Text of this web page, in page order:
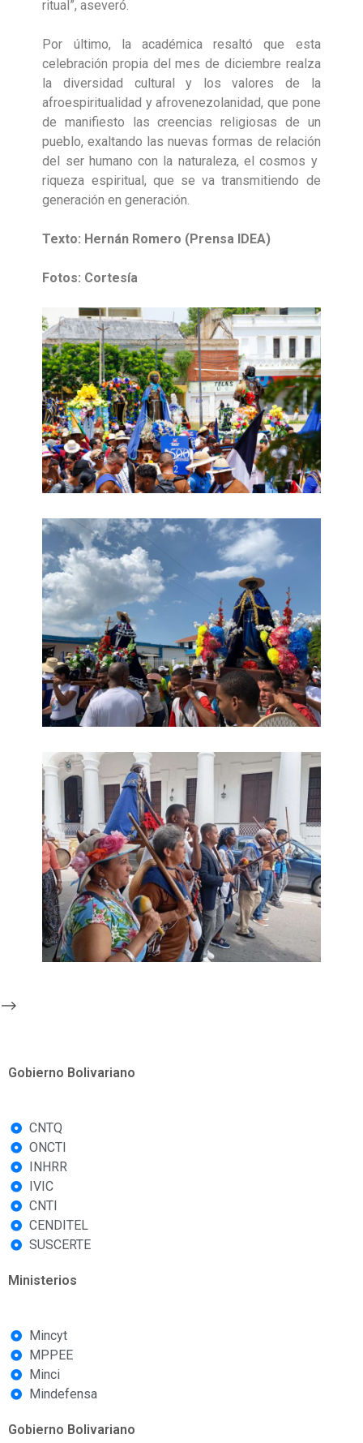
ritual”, aseveró.
Por último, la académica resaltó que esta
celebración propia del mes de diciembre realza
la diversidad cultural y los valores de la
afroespiritualidad y afrovenezolanidad, que pone
de manifiesto las creencias religiosas de un
pueblo, exaltando las nuevas formas de relación
del ser humano con la naturaleza, el cosmos y
riqueza espiritual, que se va transmitiendo de
generación en generación.
Texto: Hernán Romero (Prensa IDEA)
Fotos: Cortesía
-->
Gobierno Bolivariano
CNTQ
ONCTI
INHRR
IVIC
CNTI
CENDITEL
SUSCERTE
Ministerios
Mincyt
MPPEE
Minci
Mindefensa
Gobierno Bolivariano